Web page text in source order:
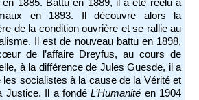
en 1885. Battu en 1889, il a été réélu à
en 1893. Il découvre alors la
de la condition ouvrière et se rallie au
Il est de nouveau battu en 1898,
de l’affaire Dreyfus, au cours de
à la différence de Jules Guesde, il a
les socialistes à la cause de la Vérité et
Justice. Il a fondéL’Humanité en 1904